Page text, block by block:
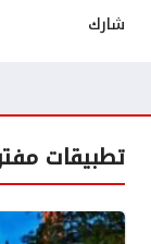
شارك
تطبيقات